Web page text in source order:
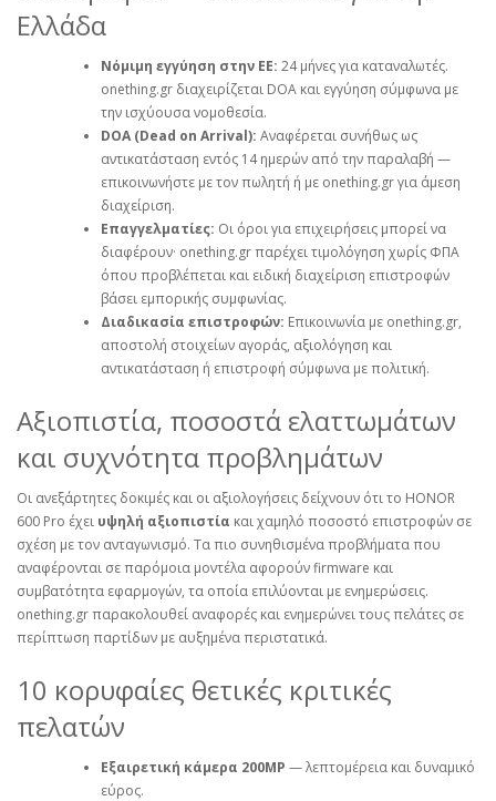
Ελλάδα
Νόμιμη εγγύηση στην ΕΕ: 24 μήνες για καταναλωτές.
onething.gr διαχειρίζεται DOA και εγγύηση σύμφωνα με
την ισχύουσα νομοθεσία.
DOA (Dead on Arrival): Αναφέρεται συνήθως ως
αντικατάσταση εντός 14 ημερών από την παραλαβή —
επικοινωνήστε με τον πωλητή ή με onething.gr για άμεση
διαχείριση.
Επαγγελματίες: Οι όροι για επιχειρήσεις μπορεί να
διαφέρουν· onething.gr παρέχει τιμολόγηση χωρίς ΦΠΑ
όπου προβλέπεται και ειδική διαχείριση επιστροφών
βάσει εμπορικής συμφωνίας.
Διαδικασία επιστροφών: Επικοινωνία με onething.gr,
αποστολή στοιχείων αγοράς, αξιολόγηση και
αντικατάσταση ή επιστροφή σύμφωνα με πολιτική.
Αξιοπιστία, ποσοστά ελαττωμάτων
και συχνότητα προβλημάτων
Οι ανεξάρτητες δοκιμές και οι αξιολογήσεις δείχνουν ότι το HONOR
600 Pro έχει υψηλή αξιοπιστία και χαμηλό ποσοστό επιστροφών σε
σχέση με τον ανταγωνισμό. Τα πιο συνηθισμένα προβλήματα που
αναφέρονται σε παρόμοια μοντέλα αφορούν firmware και
συμβατότητα εφαρμογών, τα οποία επιλύονται με ενημερώσεις.
onething.gr παρακολουθεί αναφορές και ενημερώνει τους πελάτες σε
περίπτωση παρτίδων με αυξημένα περιστατικά.
10 κορυφαίες θετικές κριτικές
πελατών
Εξαιρετική κάμερα 200MP — λεπτομέρεια και δυναμικό
εύρος.